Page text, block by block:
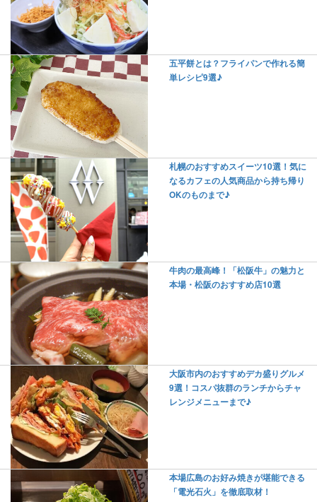
五平餅とは？フライパンで作れる簡
単レシピ9選♪
札幌のおすすめスイーツ10選！気に
なるカフェの人気商品から持ち帰り
OKのものまで♪
牛肉の最高峰！「松阪牛」の魅力と
本場・松阪のおすすめ店10選
大阪市内のおすすめデカ盛りグルメ
9選！コスパ抜群のランチからチャ
レンジメニューまで♪
本場広島のお好み焼きが堪能できる
「電光石火」を徹底取材！